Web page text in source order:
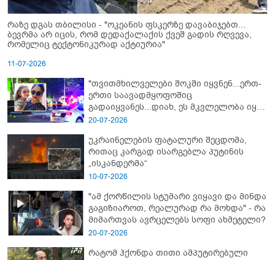
რაზე დგას თბილისი - "ოკეანის ფსკერზე დავაბიჯებთ...
ბევრმა არ იცის, რომ დედაქალაქის ქვეშ გადის რღვევა,
რომელიც ტექტონიკურად აქტიურია"
11-07-2026
"თვითმხილველები შოკში იყვნენ...ერთ-
ერთი საავადმყოფოშიც
გადაიყვანეს...დიახ, ეს მკვლელობა იყო"
- გორში დატრიალებული ტრაგედიის
20-07-2026
უკრაინელების ფატალური შეცდომა,
რითაც კარგად ისარგებლა პუტინის
„ისკანდერმა“
10-07-2026
"ამ ქორწილის სტუმარი ვიყავი და მინდა
გაგიზიაროთ, რეალურად რა მოხდა" - რა
მიმართვას ავრცელებს სოფი ახმეტელი?
20-07-2026
რატომ ჰქონდა თითი ამპუტირებული